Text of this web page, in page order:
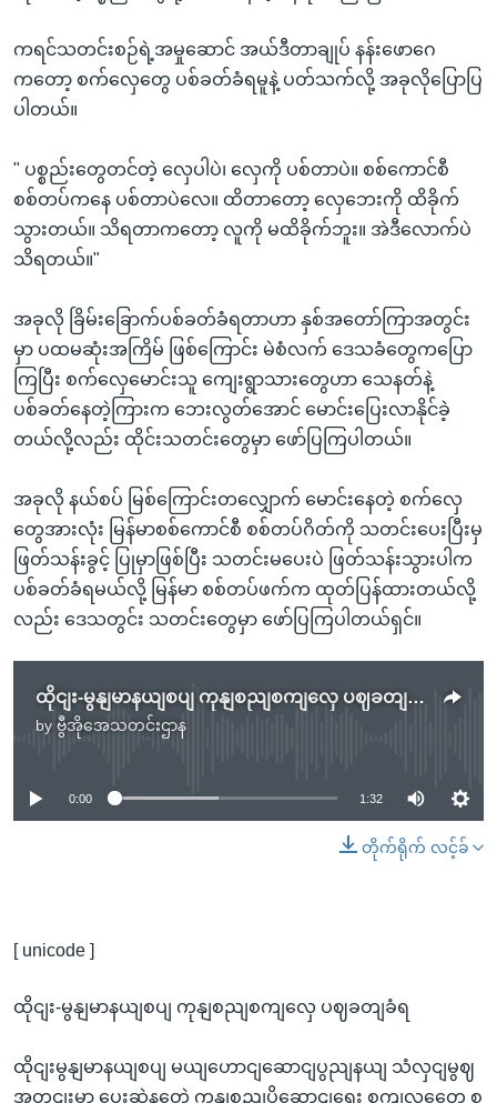
ကရင်သတင်းစဉ်ရဲ့အမှုဆောင် အယ်ဒီတာချုပ် နန်းဖောဂေ
ကတော့ စက်လှေတွေ ပစ်ခတ်ခံရမူနဲ့ ပတ်သက်လို့ အခုလိုပြောပြ
ပါတယ်။
" ပစ္စည်းတွေတင်တဲ့ လှေပါပဲ၊ လှေကို ပစ်တာပဲ။ စစ်ကောင်စီ
စစ်တပ်ကနေ ပစ်တာပဲလေ။ ထိတာတော့ လှေဘေးကို ထိခိုက်
သွားတယ်။ သိရတာကတော့ လူကို မထိခိုက်ဘူး။ အဲဒီလောက်ပဲ
သိရတယ်။"
အခုလို ခြိမ်းခြောက်ပစ်ခတ်ခံရတာဟာ နှစ်အတော်ကြာအတွင်း
မှာ ပထမဆုံးအကြိမ် ဖြစ်ကြောင်း မဲစံလက် ဒေသခံတွေကပြော
ကြပြီး စက်လှေမောင်းသူ ကျေးရွာသားတွေဟာ သေနတ်နဲ့
ပစ်ခတ်နေတဲ့ကြားက ဘေးလွတ်အောင် မောင်းပြေးလာနိုင်ခဲ့
တယ်လို့လည်း ထိုင်းသတင်းတွေမှာ ဖော်ပြကြပါတယ်။
အခုလို နယ်စပ် မြစ်ကြောင်းတလျှောက် မောင်းနေတဲ့ စက်လှေ
တွေအားလုံး မြန်မာစစ်ကောင်စီ စစ်တပ်ဂိတ်ကို သတင်းပေးပြီးမှ
ဖြတ်သန်းခွင့် ပြုမှာဖြစ်ပြီး သတင်းမပေးပဲ ဖြတ်သန်းသွားပါက
ပစ်ခတ်ခံရမယ်လို့ မြန်မာ စစ်တပ်ဖက်က ထုတ်ပြန်ထားတယ်လို့
လည်း ဒေသတွင်း သတင်းတွေမှာ ဖော်ပြကြပါတယ်ရှင်။
ထိုငျး-မွနျမာနယျစပျ ကုနျစညျစကျလှေ ပဈခတျခံရ
by ဗွီအိုအေသတင်းဌာန
No media source currently available
0:00 1:32
တိုက်ရိုက် လင့်ခ်
[ unicode ]
ထိုငျး-မွနျမာနယျစပျ ကုနျစညျစကျလှေ ပဈခတျခံရ
ထိုငျးမွနျမာနယျစပျ မယျဟောငျဆောငျပွညျနယျ သံလှငျမွဈ
အတှငျးမှာ ပွေးဆှဲနတေဲ့ ကုနျစညျပို့ဆောငျရေး စကျလှတှေေ စ